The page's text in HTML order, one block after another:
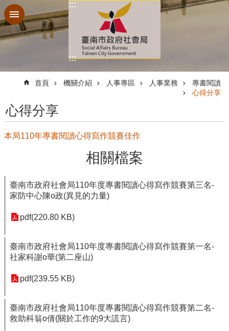
跳到主要內容區塊
:::
:::
首頁 機關介紹 人事專區 人事業務
專書閱讀
心得分享
心得分享
本局110年專書閱讀心得寫作競賽佳作
相關檔案
臺南市政府社會局110年度專書閱讀心得寫作競賽第三名-
家防中心陳o政(異見的力量)
pdf(220.80 KB)
臺南市政府社會局110年度專書閱讀心得寫作競賽第一名-
社家科謝o華(第二座山)
pdf(239.55 KB)
臺南市政府社會局110年度專書閱讀心得寫作競賽第二名-
救助科翁o倩(關於工作的9大謊言)